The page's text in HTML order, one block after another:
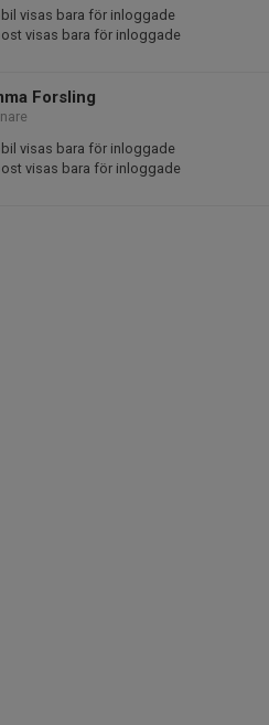
visas bara för inloggade
visas bara för inloggade
Forsling
visas bara för inloggade
visas bara för inloggade